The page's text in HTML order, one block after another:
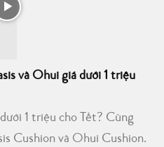
và Ohui giá dưới 1 triệu
1 triệu cho Tết? Cùng
Cushion và Ohui Cushion.